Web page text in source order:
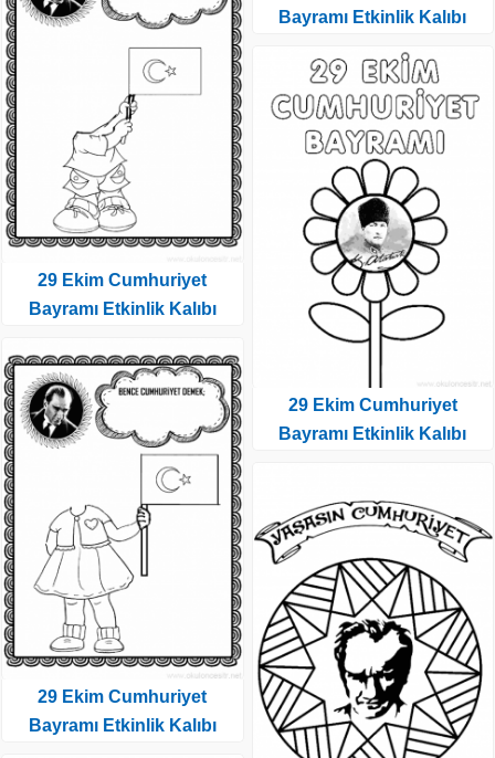
29 Ekim Cumhuriyet
Bayramı Etkinlik Kalıbı
29 Ekim Cumhuriyet
Bayramı Etkinlik Kalıbı
Bayramı Etkinlik Kalıbı
29 Ekim Cumhuriyet
Bayramı Etkinlik Kalıbı